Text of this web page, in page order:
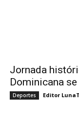
Jornada
Dominicana
Deportes Editor